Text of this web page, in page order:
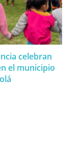
celebran
el municipio